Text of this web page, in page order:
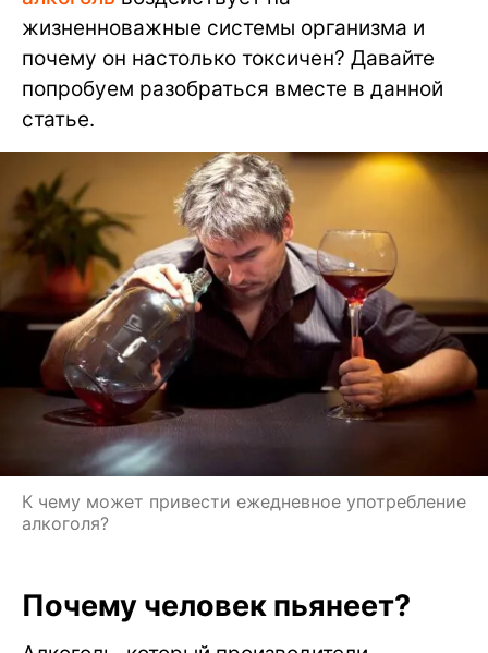
жизненноважные системы организма и
почему он настолько токсичен? Давайте
попробуем разобраться вместе в данной
статье.
К чему может привести ежедневное употребление
алкоголя?
Почему человек пьянеет?